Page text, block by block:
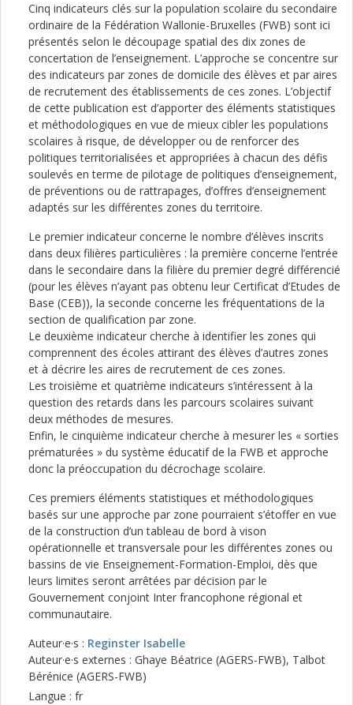
Cinq indicateurs clés sur la population scolaire du secondaire
ordinaire de la Fédération Wallonie-Bruxelles (FWB) sont ici
présentés selon le découpage spatial des dix zones de
concertation de l’enseignement. L’approche se concentre sur
des indicateurs par zones de domicile des élèves et par aires
de recrutement des établissements de ces zones. L’objectif
de cette publication est d’apporter des éléments statistiques
et méthodologiques en vue de mieux cibler les populations
scolaires à risque, de développer ou de renforcer des
politiques territorialisées et appropriées à chacun des défis
soulevés en terme de pilotage de politiques d’enseignement,
de préventions ou de rattrapages, d’offres d’enseignement
adaptés sur les différentes zones du territoire.
Le premier indicateur concerne le nombre d’élèves inscrits
dans deux filières particulières : la première concerne l’entrée
dans le secondaire dans la filière du premier degré différencié
(pour les élèves n’ayant pas obtenu leur Certificat d’Etudes de
Base (CEB)), la seconde concerne les fréquentations de la
section de qualification par zone.
Le deuxième indicateur cherche à identifier les zones qui
comprennent des écoles attirant des élèves d’autres zones
et à décrire les aires de recrutement de ces zones.
Les troisième et quatrième indicateurs s’intéressent à la
question des retards dans les parcours scolaires suivant
deux méthodes de mesures.
Enfin, le cinquième indicateur cherche à mesurer les « sorties
prématurées » du système éducatif de la FWB et approche
donc la préoccupation du décrochage scolaire.
Ces premiers éléments statistiques et méthodologiques
basés sur une approche par zone pourraient s’étoffer en vue
de la construction d’un tableau de bord à vison
opérationnelle et transversale pour les différentes zones ou
bassins de vie Enseignement-Formation-Emploi, dès que
leurs limites seront arrêtées par décision par le
Gouvernement conjoint Inter francophone régional et
communautaire.
Auteur·e·s : Reginster Isabelle
Auteur·e·s externes : Ghaye Béatrice (AGERS-FWB), Talbot
Bérénice (AGERS-FWB)
Langue : fr